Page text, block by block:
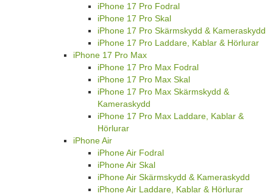
iPhone 17 Pro Fodral
iPhone 17 Pro Skal
iPhone 17 Pro Skärmskydd & Kameraskydd
iPhone 17 Pro Laddare, Kablar & Hörlurar
iPhone 17 Pro Max
iPhone 17 Pro Max Fodral
iPhone 17 Pro Max Skal
iPhone 17 Pro Max Skärmskydd &
Kameraskydd
iPhone 17 Pro Max Laddare, Kablar &
Hörlurar
iPhone Air
iPhone Air Fodral
iPhone Air Skal
iPhone Air Skärmskydd & Kameraskydd
iPhone Air Laddare, Kablar & Hörlurar